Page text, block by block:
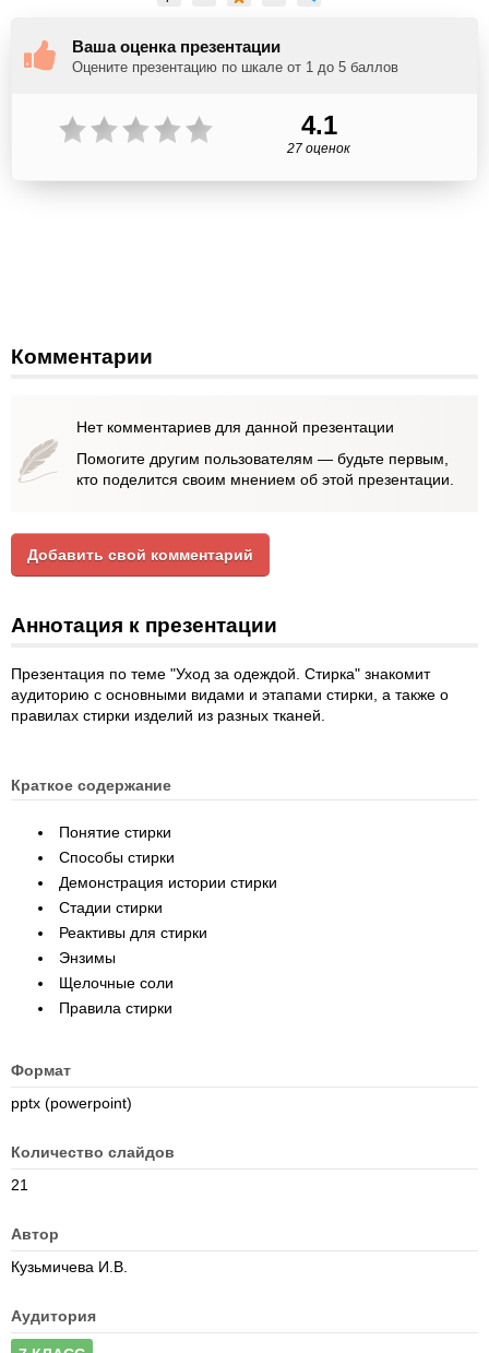
Ваша оценка презентации
Оцените презентацию по шкале от 1 до 5 баллов
4.1
27 оценок
Комментарии
Нет комментариев для данной презентации
Помогите другим пользователям — будьте первым,
кто поделится своим мнением об этой презентации.
Добавить свой комментарий
Аннотация к презентации
Презентация по теме "Уход за одеждой. Стирка" знакомит
аудиторию с основными видами и этапами стирки, а также о
правилах стирки изделий из разных тканей.
Краткое содержание
Понятие стирки
Способы стирки
Демонстрация истории стирки
Стадии стирки
Реактивы для стирки
Энзимы
Щелочные соли
Правила стирки
Формат
pptx (powerpoint)
Количество слайдов
21
Автор
Кузьмичева И.В.
Аудитория